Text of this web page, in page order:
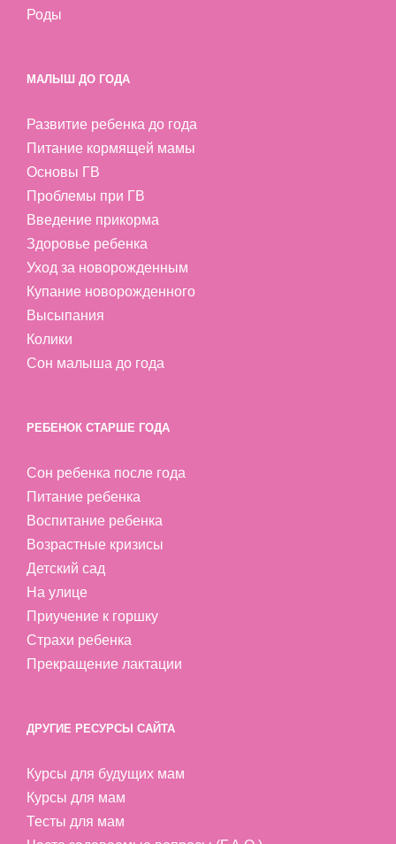
Роды
МАЛЫШ ДО ГОДА
Развитие ребенка до года
Питание кормящей мамы
Основы ГВ
Проблемы при ГВ
Введение прикорма
Здоровье ребенка
Уход за новорожденным
Купание новорожденного
Высыпания
Колики
Сон малыша до года
РЕБЕНОК СТАРШЕ ГОДА
Сон ребенка после года
Питание ребенка
Воспитание ребенка
Возрастные кризисы
Детский сад
На улице
Приучение к горшку
Страхи ребенка
Прекращение лактации
ДРУГИЕ РЕСУРСЫ САЙТА
Курсы для будущих мам
Курсы для мам
Тесты для мам